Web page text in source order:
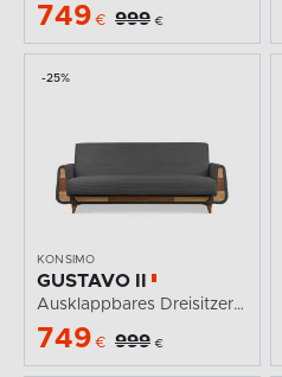
749 € 999 €
-25%
KONSIMO
GUSTAVO II
Ausklappbares Dreisitzer-Sofa aus dunkelgrauem...
749 € 999 €